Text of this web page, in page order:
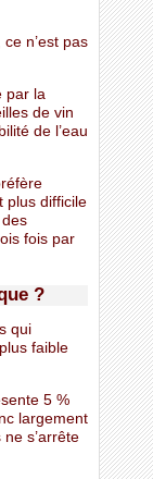
n’est pas
par la
de vin
de l’eau
plus difficile
fois par
?
qui
faible
5 %
largement
s’arrête